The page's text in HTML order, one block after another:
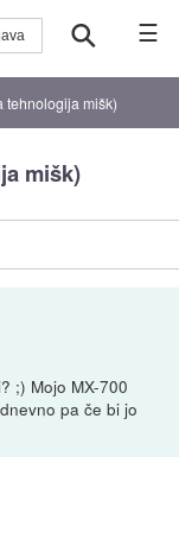
☰
tehnologija mišk)
mišk)
;) Mojo MX-700
pa če bi jo